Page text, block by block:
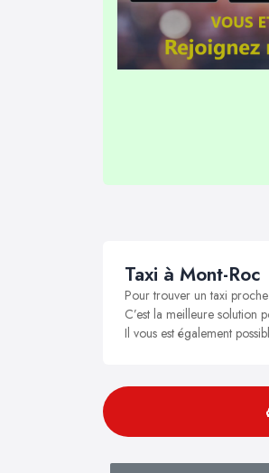
Taxi à Mont-Roc
Pour trouver un taxi
C’est la meilleure solution
Il vous est également